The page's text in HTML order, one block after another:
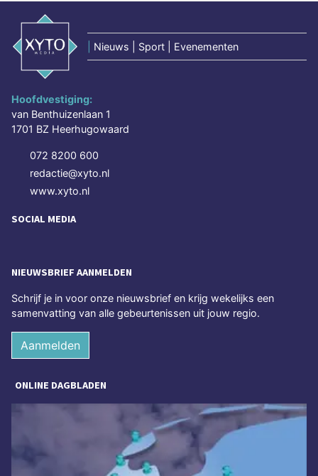
Nieuws | Sport | Evenementen
Hoofdvestiging:
van Benthuizenlaan 1
1701 BZ Heerhugowaard
072 8200 600
redactie@xyto.nl
www.xyto.nl
SOCIAL MEDIA
NIEUWSBRIEF AANMELDEN
Schrijf je in voor onze nieuwsbrief en krijg wekelijks een
samenvatting van alle gebeurtenissen uit jouw regio.
Aanmelden
ONLINE DAGBLADEN